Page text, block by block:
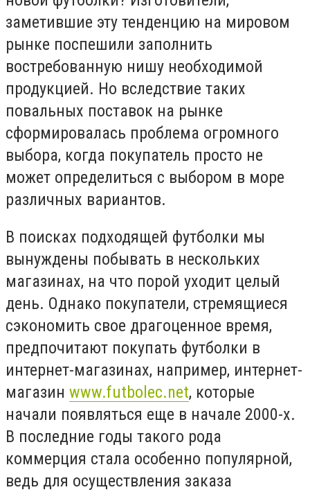
заметившие эту тенденцию на мировом
рынке поспешили заполнить
востребованную нишу необходимой
продукцией. Но вследствие таких
повальных поставок на рынке
сформировалась проблема огромного
выбора, когда покупатель просто не
может определиться с выбором в море
различных вариантов.
В поисках подходящей футболки мы
вынуждены побывать в нескольких
магазинах, на что порой уходит целый
день. Однако покупатели, стремящиеся
сэкономить свое драгоценное время,
предпочитают покупать футболки в
интернет-магазинах, например, интернет-
магазин www.futbolec.net, которые
начали появляться еще в начале 2000-х.
В последние годы такого рода
коммерция стала особенно популярной,
ведь для осуществления заказа